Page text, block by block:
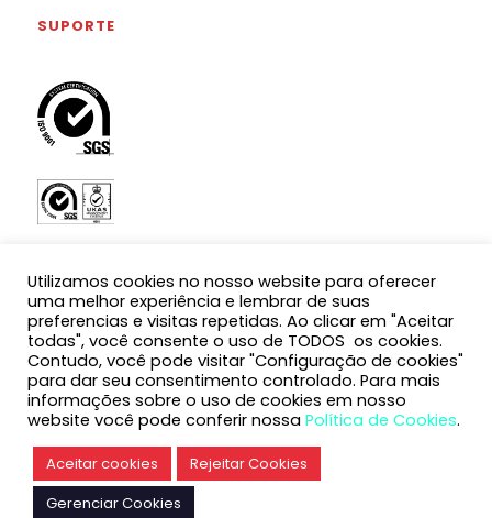
SUPORTE
Português
Utilizamos cookies no nosso website para oferecer
uma melhor experiência e lembrar de suas
preferencias e visitas repetidas. Ao clicar em "Aceitar
todas", você consente o uso de TODOS os cookies.
Contudo, você pode visitar "Configuração de cookies"
para dar seu consentimento controlado. Para mais
informações sobre o uso de cookies em nosso
website você pode conferir nossa Política de Cookies.
Aceitar cookies
Rejeitar Cookies
Gerenciar Cookies